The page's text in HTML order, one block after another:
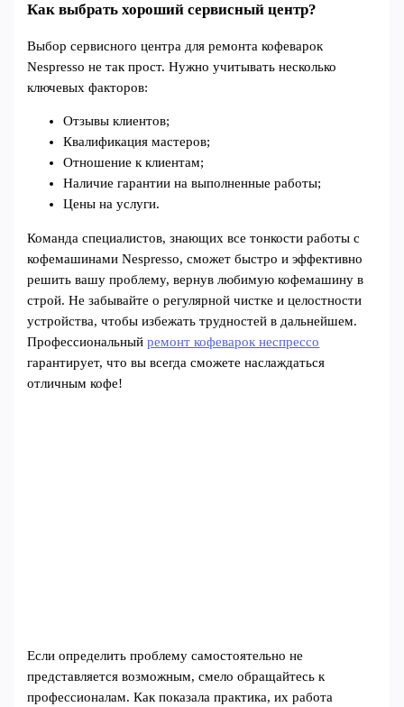
Как выбрать хороший сервисный центр?
Выбор сервисного центра для ремонта кофеварок
Nespresso не так прост. Нужно учитывать несколько
ключевых факторов:
Отзывы клиентов;
Квалификация мастеров;
Отношение к клиентам;
Наличие гарантии на выполненные работы;
Цены на услуги.
Команда специалистов, знающих все тонкости работы с
кофемашинами Nespresso, сможет быстро и эффективно
решить вашу проблему, вернув любимую кофемашину в
строй. Не забывайте о регулярной чистке и целостности
устройства, чтобы избежать трудностей в дальнейшем.
Профессиональныйремонт кофеварок неспрессо
гарантирует, что вы всегда сможете наслаждаться
отличным кофе!
Если определить проблему самостоятельно не
представляется возможным, смело обращайтесь к
профессионалам. Как показала практика, их работа